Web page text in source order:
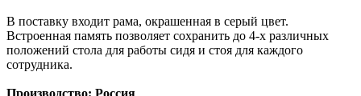
В поставку входит рама, окрашенная в серый цвет.
Встроенная память позволяет сохранить до 4-х различных
положений стола для работы сидя и стоя для каждого
сотрудника.
Производство: Россия